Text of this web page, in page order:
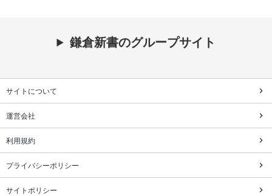
鎌倉新書のグループサイト
サイトについて
運営会社
利用規約
プライバシーポリシー
サイトポリシー